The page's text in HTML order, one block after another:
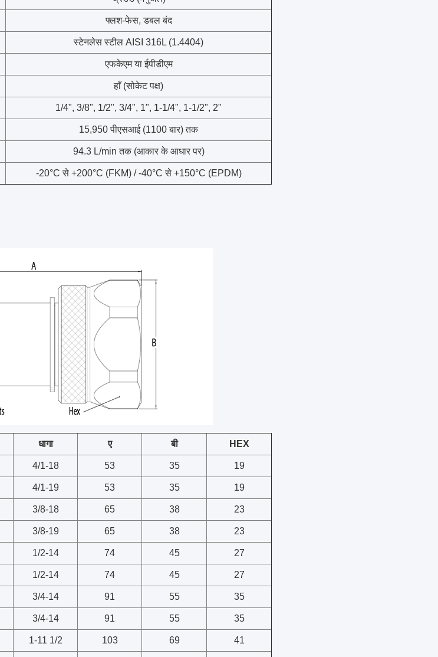
फ्लश-फेस, डबल बंद
स्टेनलेस स्टील AISI 316L (1.4404)
एफकेएम या ईपीडीएम
हाँ (सोकेट पक्ष)
1/4", 3/8", 1/2", 3/4", 1", 1-1/4", 1-1/2", 2"
15,950 पीएसआई (1100 बार) तक
94.3 L/min तक (आकार के आधार पर)
-20°C से +200°C (FKM) / -40°C से +150°C (EPDM)
धागा ए बी HEX
4/1-18 53 35 19
4/1-19 53 35 19
3/8-18 65 38 23
3/8-19 65 38 23
1/2-14 74 45 27
1/2-14 74 45 27
3/4-14 91 55 35
3/4-14 91 55 35
1-11 1/2 103 69 41